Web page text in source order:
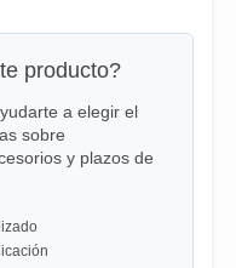
producto?
a elegir el
sobre
y plazos de